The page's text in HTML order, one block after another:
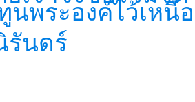
นพระองค์ไว้เหนื
รันดร์